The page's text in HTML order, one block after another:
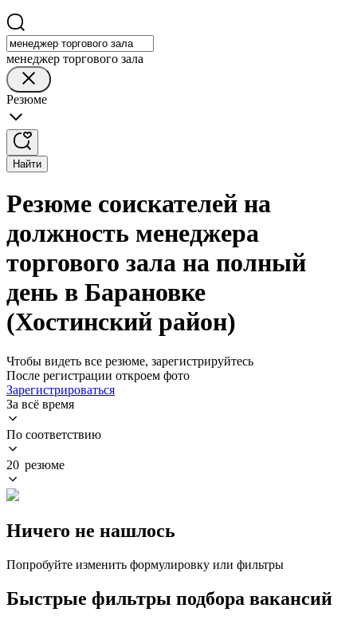
менеджер торгового зала
Резюме
Найти
Резюме соискателей на
должность менеджера
торгового зала на полный
день в Барановке
(Хостинский район)
Чтобы видеть все резюме, зарегистрируйтесь
После регистрации откроем фото
Зарегистрироваться
За всё время
По соответствию
20 резюме
Ничего не нашлось
Попробуйте изменить формулировку или фильтры
Быстрые фильтры подбора вакансий